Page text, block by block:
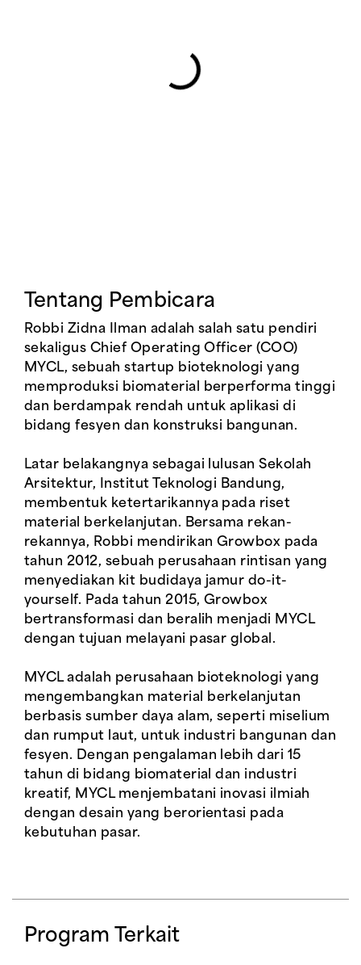
Tentang Pembicara
Robbi Zidna Ilman adalah salah satu pendiri
sekaligus Chief Operating Officer (COO)
MYCL, sebuah startup bioteknologi yang
memproduksi biomaterial berperforma tinggi
dan berdampak rendah untuk aplikasi di
bidang fesyen dan konstruksi bangunan.
Latar belakangnya sebagai lulusan Sekolah
Arsitektur, Institut Teknologi Bandung,
membentuk ketertarikannya pada riset
material berkelanjutan. Bersama rekan-
rekannya, Robbi mendirikan Growbox pada
tahun 2012, sebuah perusahaan rintisan yang
menyediakan kit budidaya jamur do-it-
yourself. Pada tahun 2015, Growbox
bertransformasi dan beralih menjadi MYCL
dengan tujuan melayani pasar global.
MYCL adalah perusahaan bioteknologi yang
mengembangkan material berkelanjutan
berbasis sumber daya alam, seperti miselium
dan rumput laut, untuk industri bangunan dan
fesyen. Dengan pengalaman lebih dari 15
tahun di bidang biomaterial dan industri
kreatif, MYCL menjembatani inovasi ilmiah
dengan desain yang berorientasi pada
kebutuhan pasar.
Program Terkait